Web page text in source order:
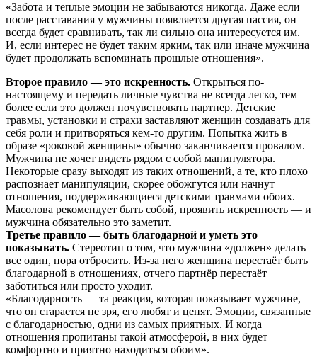
«Забота и теплые эмоции не забываются никогда. Даже если
после расставания у мужчины появляется другая пассия, он
всегда будет сравнивать, так ли сильно она интересуется им.
И, если интерес не будет таким ярким, так или иначе мужчина
будет продолжать вспоминать прошлые отношения».
Второе правило — это искренность. Открыться по-
настоящему и передать личные чувства не всегда легко, тем
более если это должен почувствовать партнер. Детские
травмы, установки и страхи заставляют женщин создавать для
себя роли и притворяться кем-то другим. Попытка жить в
образе «роковой женщины» обычно заканчивается провалом.
Мужчина не хочет видеть рядом с собой манипулятора.
Некоторые сразу выходят из таких отношений, а те, кто плохо
распознает манипуляции, скорее обожгутся или начнут
отношения, поддерживающиеся детскими травмами обоих.
Масолова рекомендует быть собой, проявить искренность — и
мужчина обязательно это заметит.
Третье правило — быть благодарной и уметь это
показывать. Стереотип о том, что мужчина «должен» делать
все один, пора отбросить. Из-за него женщина перестаёт быть
благодарной в отношениях, отчего партнёр перестаёт
заботиться или просто уходит.
«Благодарность — та реакция, которая показывает мужчине,
что он старается не зря, его любят и ценят. Эмоции, связанные
с благодарностью, одни из самых приятных. И когда
отношения пропитаны такой атмосферой, в них будет
комфортно и приятно находиться обоим».